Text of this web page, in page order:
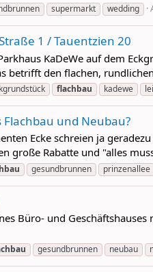
supermarkt wedding
1 / Tauentzien 20
KaDeWe auf dem
betrifft den flachen,
flachbau kadewe
Flachbau und Neubau?
Ecke schreien ja
große Rabatte und "alles
gesundbrunnen prinzenallee
Büro- und
gesundbrunnen neubau